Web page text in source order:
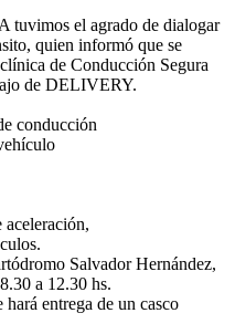
tuvimos el agrado de dialogar
quien informó que se
de Conducción Segura
de DELIVERY.
conducción
aceleración,
Salvador Hernández,
a 12.30 hs.
entrega de un casco